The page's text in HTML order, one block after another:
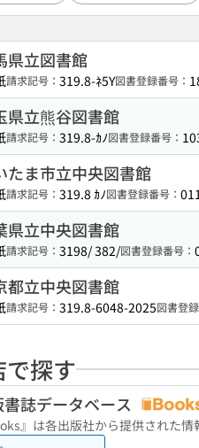
県立図書館
請求記号： 319.8-ﾈ5Y図書登録番号：
県立熊谷図書館
請求記号： 319.8-ｶﾉ図書登録番号：
たま市立中央図書館
請求記号： 319.8 ｶﾉ図書登録番号：
県立中央図書館
請求記号： 3198/ 382/図書登録番号：
都立中央図書館
請求記号： 319.8-6048-2025図書登
で探す
書誌データベース
』は各出版社から提供された